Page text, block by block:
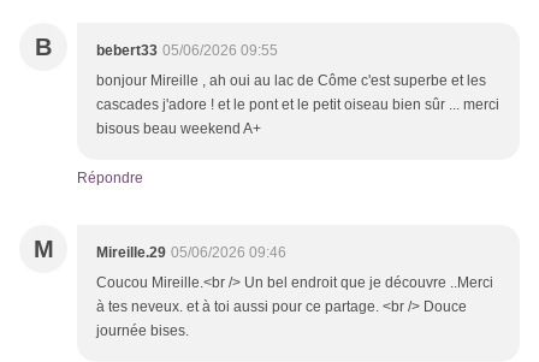
B bebert33 05/06/2026 09:55
bonjour Mireille , ah oui au lac de Côme c'est superbe et les
cascades j'adore ! et le pont et le petit oiseau bien sûr ... merci
bisous beau weekend A+
Répondre
M Mireille.29 05/06/2026 09:46
Coucou Mireille.<br /> Un bel endroit que je découvre ..Merci
à tes neveux. et à toi aussi pour ce partage. <br /> Douce
journée bises.